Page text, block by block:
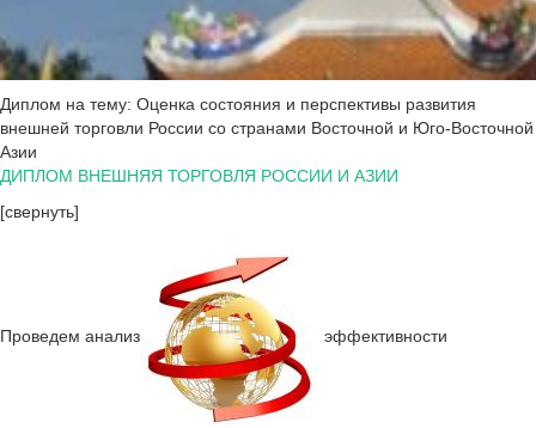
Диплом на тему: Оценка состояния и перспективы развития
внешней торговли России со странами Восточной и Юго-Восточной
Азии
ДИПЛОМ ВНЕШНЯЯ ТОРГОВЛЯ РОССИИ И АЗИИ
[свернуть]
Проведем анализ эффективности